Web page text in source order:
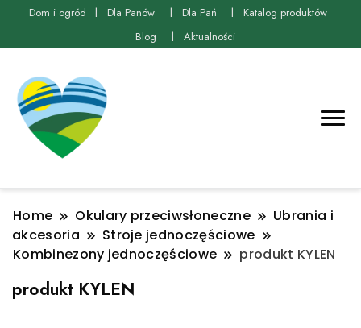
Dom i ogród Dla Panów Dla Pań
Katalog produktów
Blog
Aktualności
Home Okulary przeciwsłoneczne
Ubrania i
akcesoria
Stroje jednoczęściowe
Kombinezony jednoczęściowe
produkt KYLEN
produkt KYLEN